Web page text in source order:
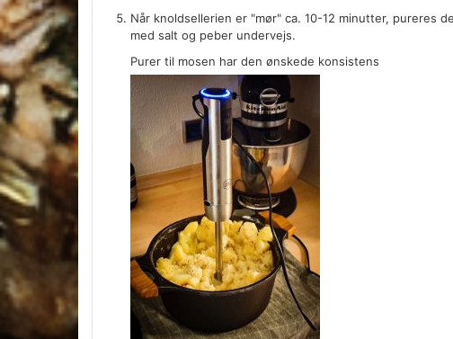
Når knoldsellerien er "mør" ca. 10-12 minutter, pureres
med salt og peber undervejs.
Purer til mosen har den ønskede konsistens